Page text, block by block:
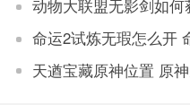
命运2试炼无瑕怎么开
天遒宝藏原神位置 原